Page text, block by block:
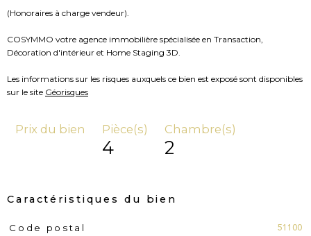
(Honoraires à charge vendeur).
COSYMMO votre agence immobilière spécialisée en Transaction,
Décoration d'intérieur et Home Staging 3D.
Les informations sur les risques auxquels ce bien est exposé sont disponibles
sur le site Géorisques
Prix du bien Pièce(s)
4
Chambre(s)
2
Caractéristiques du bien
Caractéristiques Valeurs
Code postal 51100